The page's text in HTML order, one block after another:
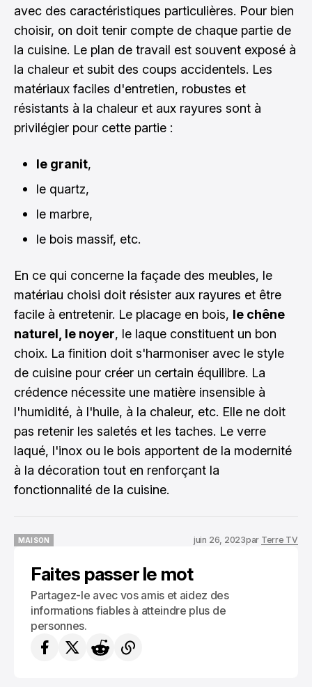
avec des caractéristiques particulières. Pour bien
choisir, on doit tenir compte de chaque partie de
la cuisine. Le plan de travail est souvent exposé à
la chaleur et subit des coups accidentels. Les
matériaux faciles d'entretien, robustes et
résistants à la chaleur et aux rayures sont à
privilégier pour cette partie :
le granit,
le quartz,
le marbre,
le bois massif, etc.
En ce qui concerne la façade des meubles, le
matériau choisi doit résister aux rayures et être
facile à entretenir. Le placage en bois, le chêne
naturel, le noyer, le laque constituent un bon
choix. La finition doit s'harmoniser avec le style
de cuisine pour créer un certain équilibre. La
crédence nécessite une matière insensible à
l'humidité, à l'huile, à la chaleur, etc. Elle ne doit
pas retenir les saletés et les taches. Le verre
laqué, l'inox ou le bois apportent de la modernité
à la décoration tout en renforçant la
fonctionnalité de la cuisine.
MAISON
juin 26, 2023par Terre TV
Faites passer le mot
Partagez-le avec vos amis et aidez des
informations fiables à atteindre plus de
personnes.